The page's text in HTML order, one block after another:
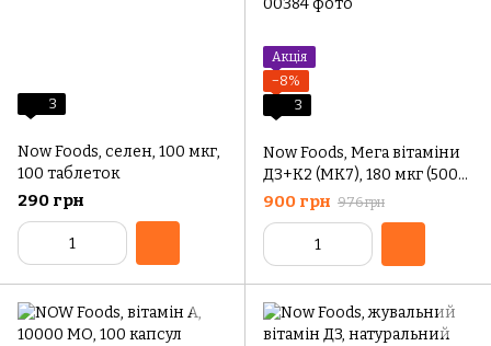
3
Now Foods, селен, 100 мкг,
100 таблеток
290 грн
Акція
−8%
3
Now Foods, Мега вітаміни
Д3+К2 (МК7), 180 мкг (5000
МО), 60 рослинних капсул
900 грн 976 грн